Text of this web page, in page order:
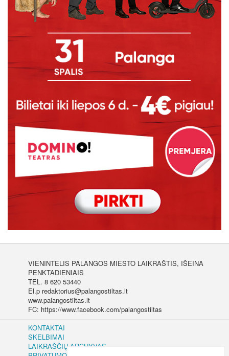
VIENINTELIS PALANGOS MIESTO LAIKRAŠTIS, IŠEINA
PENKTADIENIAIS
TEL. 8 620 53440
El.p redaktorius@palangostiltas.lt
www.palangostiltas.lt
FC: https://www.facebook.com/palangostiltas
KONTAKTAI
SKELBIMAI
LAIKRAŠČIŲ ARCHYVAS